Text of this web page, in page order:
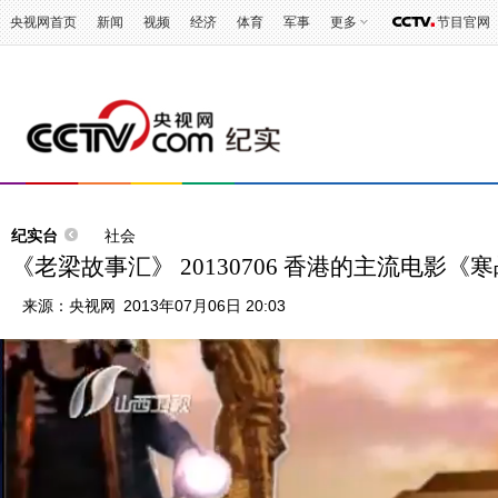
央视网首页 新闻 视频 经济 体育 军事 更多 节目官网
纪实台 社会
《老梁故事汇》 20130706 香港的主流电影《
来源： 央视网 2013年07月06日 20:03